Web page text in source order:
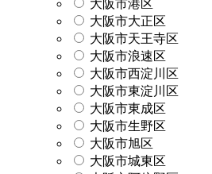
大阪市港区
大阪市大正区
大阪市天王寺区
大阪市浪速区
大阪市西淀川区
大阪市東淀川区
大阪市東成区
大阪市生野区
大阪市旭区
大阪市城東区